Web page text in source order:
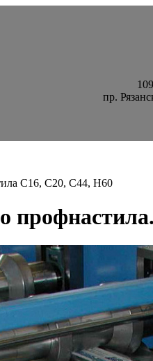
пр.
С16, С20, С44, Н60